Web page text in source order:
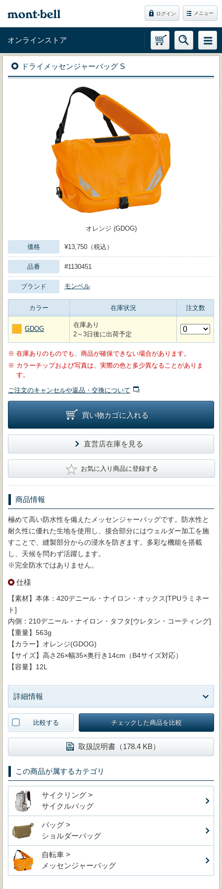
ログイン メニュー
オンラインストア
ドライメッセンジャーバッグ S
オレンジ (GDOG)
価格 ¥13,750（税込）
品番 #1130451
ブランド モンベル
カラー 在庫状況 注文数
GDOG
在庫あり
2～3日後に出荷予定
※ 在庫ありのものでも、商品が確保できない場合があります。
※ カラーチップおよび写真は、実際の色と多少異なることがありま
す。
ご注文のキャンセルや返品・交換について
買い物カゴに入れる
直営店在庫を見る
★ お気に入り商品に登録する
商品情報
極めて高い防水性を備えたメッセンジャーバッグです。防水性と
耐久性に優れた生地を使用し、接合部分にはウェルダー加工を施
すことで、縫製部分からの浸水を防ぎます。多彩な機能を搭載
し、天候を問わず活躍します。
※完全防水ではありません。
仕様
【素材】本体：420デニール・ナイロン・オックス[TPUラミネー
ト]
内側：210デニール・ナイロン・タフタ[ウレタン・コーティング]
【重量】563g
【カラー】オレンジ(GDOG)
【サイズ】高さ26×幅35×奥行き14cm（B4サイズ対応）
【容量】12L
詳細情報
比較する チェックした商品を比較
取扱説明書（178.4 KB）
この商品が属するカテゴリ
サイクリング >
サイクルバッグ
バッグ >
ショルダーバッグ
自転車 >
メッセンジャーバッグ